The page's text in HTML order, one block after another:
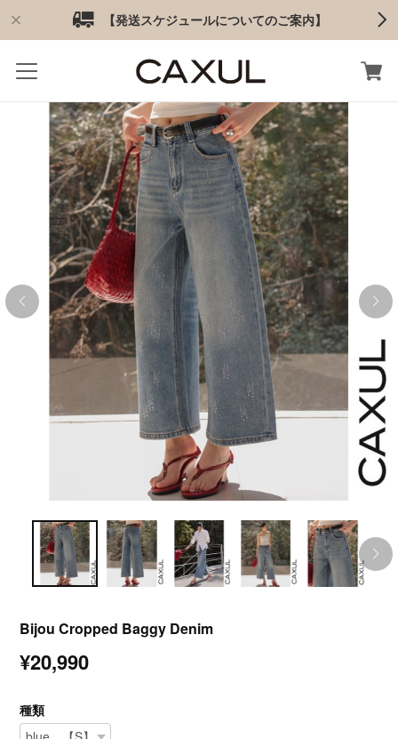
【発送スケジュールについてのご案内】
Bijou Cropped Baggy Denim
¥20,990
種類